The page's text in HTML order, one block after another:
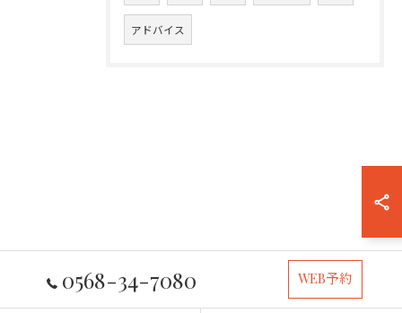
アドバイス
0568-34-7080 WEB予約